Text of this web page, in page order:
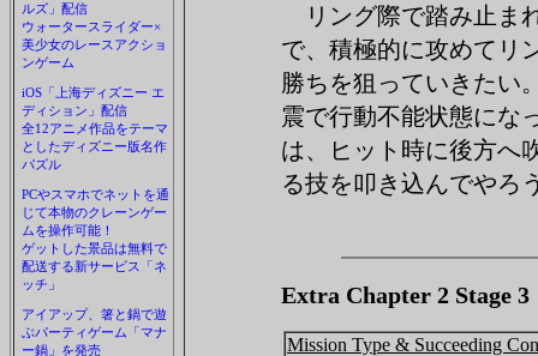
ルズ」配信
ウォータースライダー×
美少女のレースアクショ
ンゲーム
iOS「上海ディズニー エ
ディション」配信
全12アニメ作品をテーマ
としたディズニー版名作
パズル
PCやスマホでネットを通
じて本物のクレーンゲー
ムを操作可能！
ゲットした景品は無料で
配送する新サービス「ネ
ッチ」
アイアップ、箸と鍋で遊
ぶパーティゲーム「マナ
ー鍋」を発売
リング際で踏み止ま
で、積極的に攻めてリ
勝ちを狙っていきたい
震で行動不能状態にな
は、ヒット時に後方へ
る技を叩き込んでやろ
Extra Chapter 2 Stage
Mission Type & Succeeding